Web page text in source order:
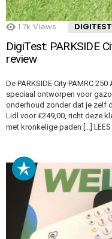
1.7k Views
DigiTest: PARKSIDE
review
De PARKSIDE City PAMRC
speciaal ontworpen voor
onderhoud zonder dat je zelf
Lidl voor €249,00, richt deze
met kronkelige paden […]